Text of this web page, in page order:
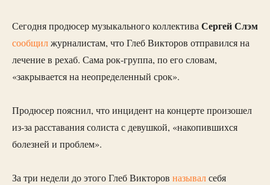
Сегодня продюсер музыкального коллективаСергей Слэм
сообщилжурналистам, что Глеб Викторов отправился на
лечение в рехаб. Сама рок-группа, по его словам,
«закрывается на неопределенный срок».
Продюсер пояснил, что инцидент на концерте произошел
из-за расставания солиста с девушкой, «накопившихся
болезней и проблем».
За три недели до этого Глеб Викторов называлсебя